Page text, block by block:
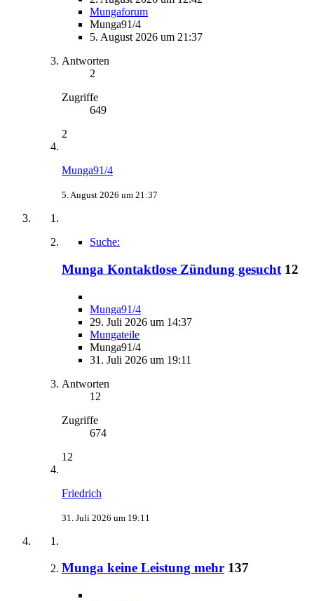
Mungaforum
Munga91/4
5. August 2026 um 21:37
Antworten
2
Zugriffe
649
2
Munga91/4
5. August 2026 um 21:37
Suche:
Munga Kontaktlose Zündung gesucht 12
Munga91/4
29. Juli 2026 um 14:37
Mungateile
Munga91/4
31. Juli 2026 um 19:11
Antworten
12
Zugriffe
674
12
Friedrich
31. Juli 2026 um 19:11
Munga keine Leistung mehr 137